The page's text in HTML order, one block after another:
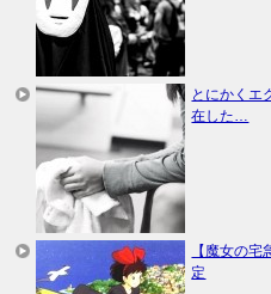
とにかくエ
在した…
【魔女の
定